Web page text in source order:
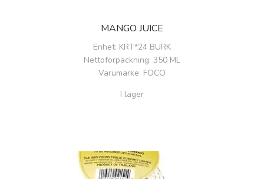
MANGO JUICE
Enhet: KRT*24 BURK
Nettoförpackning: 350 ML
Varumärke: FOCO
I lager